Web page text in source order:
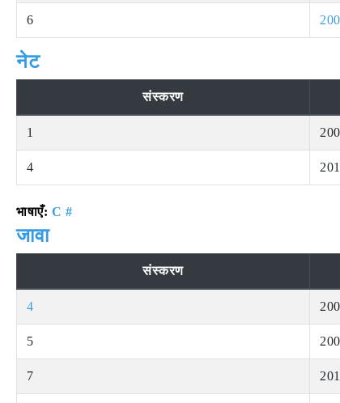
6
नेट
संस्करण
1
4
भाषाएँ: C #
जावा
संस्करण
4
5
7